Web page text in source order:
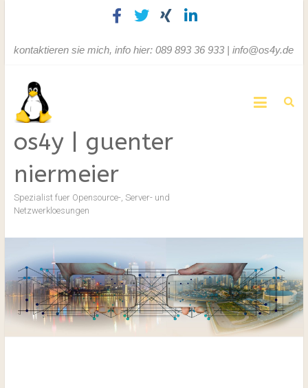
kontaktieren sie mich, info hier: 089 893 36 933 | info@os4y.de
os4y | guenter
niermeier
Spezialist fuer Opensource-, Server- und
Netzwerkloesungen